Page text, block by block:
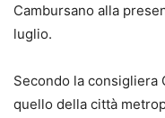
Cambursano alla
luglio.
Secondo la consigliera
quello della città